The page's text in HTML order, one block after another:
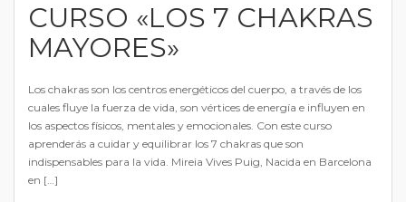
CURSO «LOS 7 CHAKRAS
MAYORES»
Los chakras son los centros energéticos del cuerpo, a través de los
cuales fluye la fuerza de vida, son vértices de energía e influyen en
los aspectos físicos, mentales y emocionales. Con este curso
aprenderás a cuidar y equilibrar los 7 chakras que son
indispensables para la vida. Mireia Vives Puig, Nacida en Barcelona
en […]